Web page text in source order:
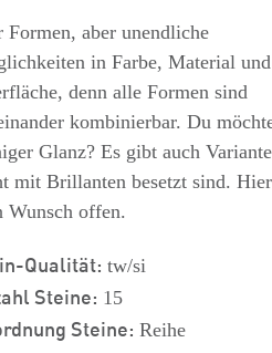
Formen, aber unendliche
in Farbe, Material und
denn alle Formen sind
kombinierbar. Du
Glanz? Es gibt auch
mit Brillanten besetzt sind.
Wunsch offen.
Qualität: tw/si
Steine: 15
Steine: Reihe